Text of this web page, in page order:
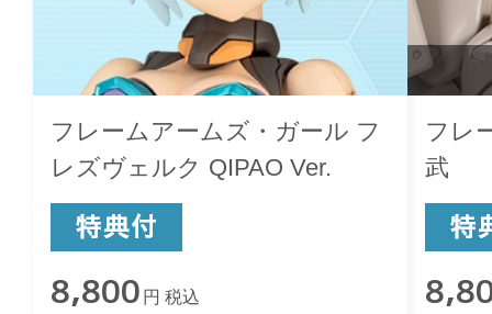
フレームアームズ・ガール フ
レズヴェルク QIPAO Ver.
8,800 円 税込
フレ
武